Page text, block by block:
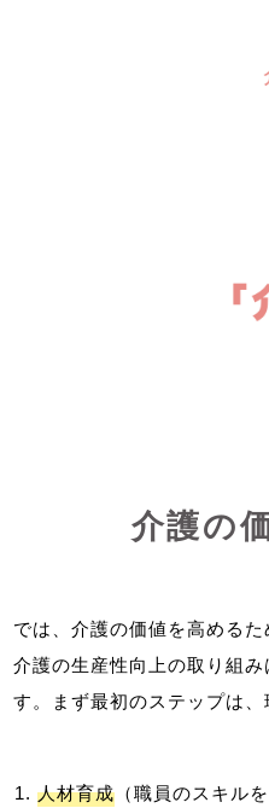
介護の
では、介護の価値を高める
介護の生産性向上の取り組
人材育成 （職員のスキル